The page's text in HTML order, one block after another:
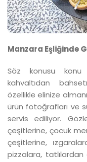
Manzara Eşliğinde
Söz konusu
kahvaltıdan
özellikle elinize
ürün fotoğrafları ve
servis ediliyor.
çeşitlerine, çocuk
çeşitlerine,
pizzalara,